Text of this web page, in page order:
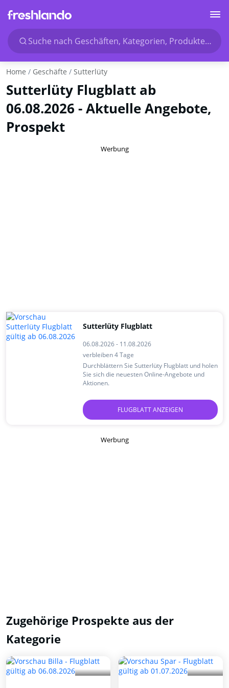
Suche nach Geschäften, Kategorien, Produkten...
Home Geschäfte Sutterlüty
Sutterlüty Flugblatt ab
06.08.2026 - Aktuelle Angebote,
Prospekt
Werbung
Sutterlüty Flugblatt
06.08.2026 - 11.08.2026
verbleiben 4 Tage
Durchblättern Sie Sutterlüty Flugblatt und holen
Sie sich die neuesten Online-Angebote und
Aktionen.
FLUGBLATT ANZEIGEN
Werbung
Zugehörige Prospekte aus der
Kategorie